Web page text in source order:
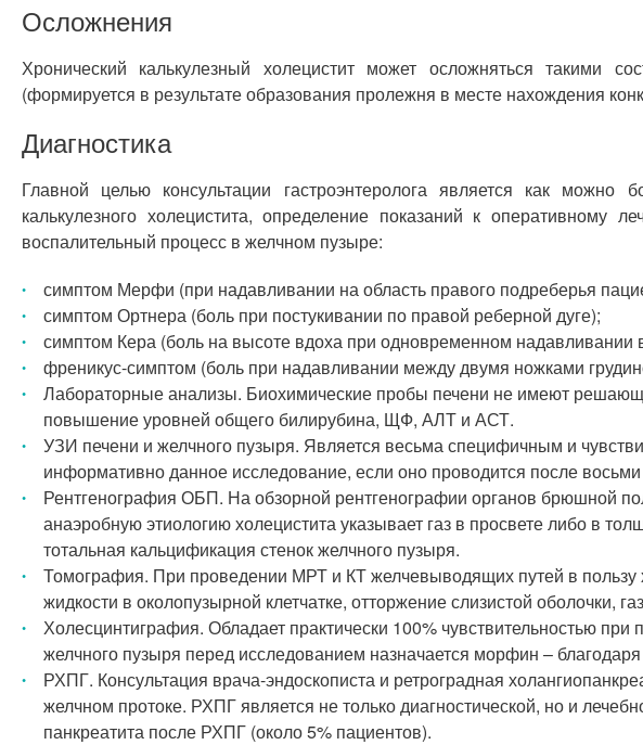
Осложнения
Хронический калькулезный холецистит может осложняться такими
(формируется в результате образования пролежня в месте нахождения
Диагностика
Главной целью консультации гастроэнтеролога является как
калькулезного холецистита, определение показаний к
воспалительный процесс в желчном пузыре:
симптом Мерфи (при надавливании на область правого подреберья
симптом Ортнера (боль при постукивании по правой реберной дуге);
симптом Кера (боль на высоте вдоха при одновременном надавливании
френикус-симптом (боль при надавливании между двумя ножками
Лабораторные анализы. Биохимические пробы печени не имеют
повышение уровней общего билирубина, ЩФ, АЛТ и АСТ.
УЗИ печени и желчного пузыря. Является весьма специфичным и
информативно данное исследование, если оно проводится после
Рентгенография ОБП. На обзорной рентгенографии органов брюшной
анаэробную этиологию холецистита указывает газ в просвете либо в
тотальная кальцификация стенок желчного пузыря.
Томография. При проведении МРТ и КТ желчевыводящих путей в пользу
жидкости в околопузырной клетчатке, отторжение слизистой оболочки,
Холесцинтиграфия. Обладает практически 100% чувствительностью
желчного пузыря перед исследованием назначается морфин –
РХПГ. Консультация врача-эндоскописта и ретроградная
желчном протоке. РХПГ является не только диагностической, но и
панкреатита после РХПГ (около 5% пациентов).